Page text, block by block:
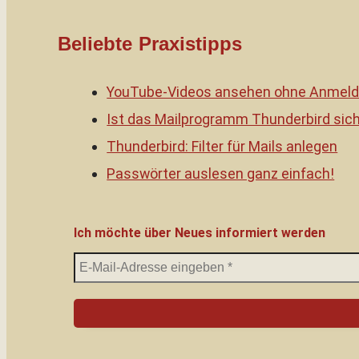
Beliebte Praxistipps
YouTube-Videos ansehen ohne
Ist das Mailprogramm Thunderbird
Thunderbird: Filter für Mails anlegen
Passwörter auslesen ganz einfach!
Ich möchte über Neues informiert werden